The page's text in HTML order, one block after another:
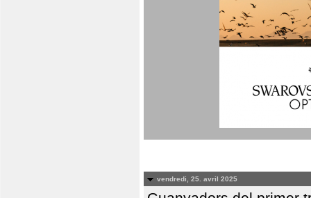
vendredi, 25. avril 2025